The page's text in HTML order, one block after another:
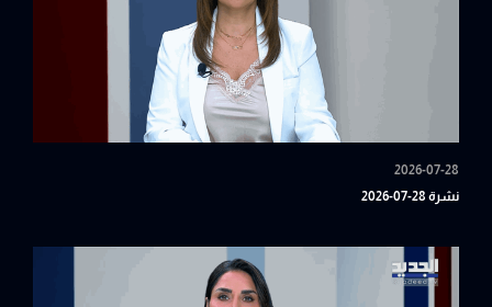
2026-07-28
نشرة 28-07-2026